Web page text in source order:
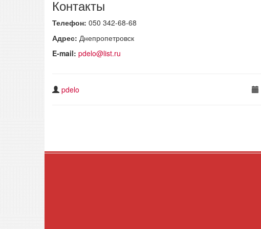
Контакты
Телефон: 050 342-68-68
Адрес: Днепропетровск
E-mail: pdelo@list.ru
pdelo